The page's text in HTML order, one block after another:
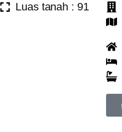
Luas tanah : 91